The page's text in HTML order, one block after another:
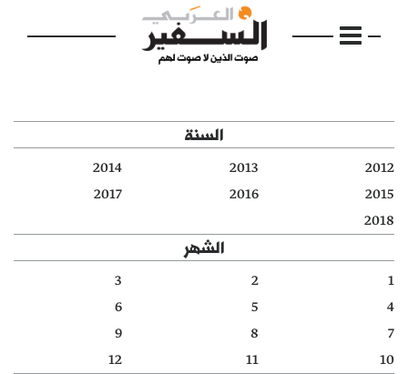
الرئيسية
مواضيع
دفاتر
السنة
2012
2013
2014
2015
2016
2017
2018
الشهر
1
2
3
4
5
6
7
8
9
10
11
12